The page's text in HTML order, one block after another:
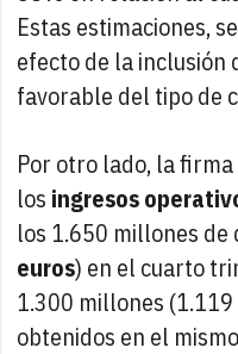
Estas estimaciones,
efecto de la inclusión
favorable del tipo de
Por otro lado, la
los ingresos
los 1.650 millones de
euros) en el cuarto
1.300 millones
obtenidos en el